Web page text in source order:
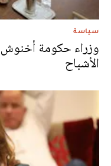
سياسة
وزراء حكومة
الأشباح